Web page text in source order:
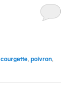
courgette,poivron,